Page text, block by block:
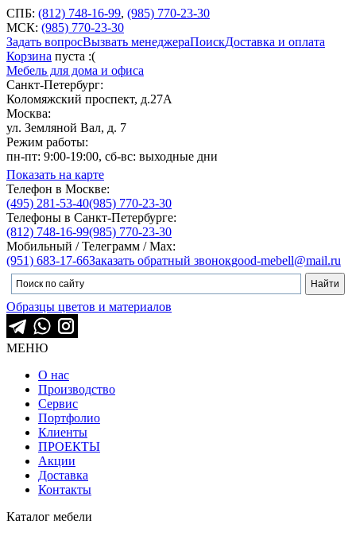
СПБ: (812) 748-16-99, (985) 770-23-30
МСК: (985) 770-23-30
Задать вопросВызвать менеджераПоискДоставка и оплата
Корзина пуста :(
Мебель для дома и офиса
Санкт-Петербург:
Коломяжский проспект, д.27А
Москва:
ул. Земляной Вал, д. 7
Режим работы:
пн-пт: 9:00-19:00, сб-вс: выходные дни
Показать на карте
Телефон в Москве:
(495) 281-53-40(985) 770-23-30
Телефоны в Санкт-Петербурге:
(812) 748-16-99(985) 770-23-30
Мобильный / Телеграмм / Max:
(951) 683-17-66Заказать обратный звонокgood-mebell@mail.ru
Образцы цветов и материалов
МЕНЮ
О нас
Производство
Сервис
Портфолио
Клиенты
ПРОЕКТЫ
Акции
Доставка
Контакты
Каталог мебели